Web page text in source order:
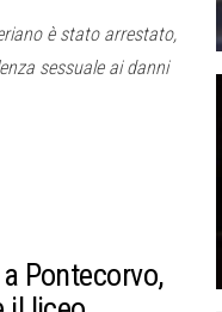
è stato arrestato,
sessuale ai danni
Pontecorvo,